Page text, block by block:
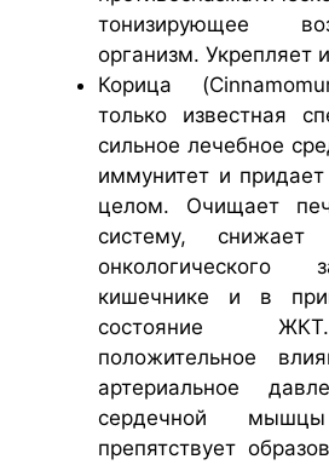
тонизирующее
организм. Укрепляет
Корица
только известная
сильное лечебное
иммунитет и
целом. Очищает
систему, снижает
онкологического
кишечнике и в
состояние
положительное
артериальное
сердечной
препятствует